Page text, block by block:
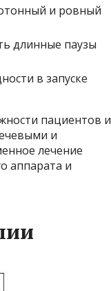
и ровный
длинные паузы
в запуске
пациентов и
и
лечение
аппарата и